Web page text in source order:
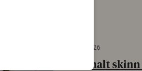
22 juni 2026
Gammalt